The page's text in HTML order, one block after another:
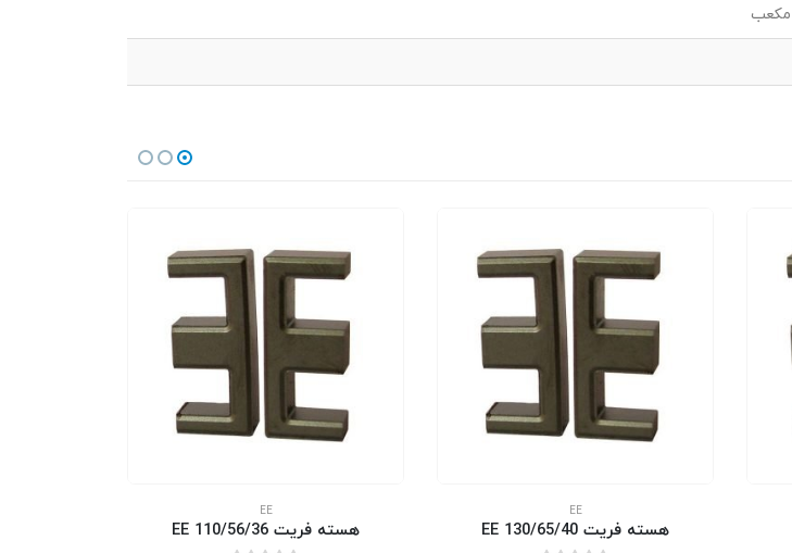
EE
هسته فریت EE 130/65/40
EE
هسته فریت EE 110/56/36